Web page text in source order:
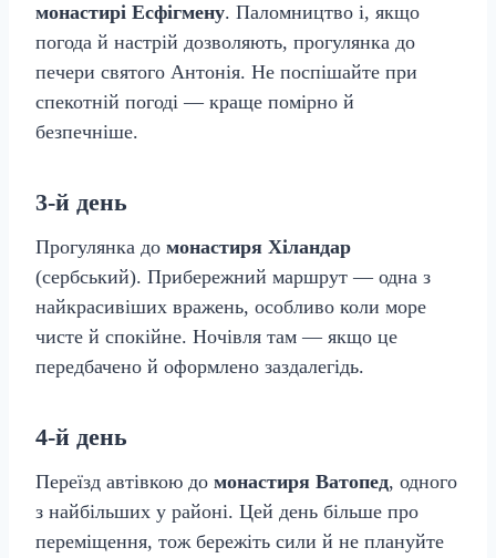
монастирі Есфігмену. Паломництво і, якщо
погода й настрій дозволяють, прогулянка до
печери святого Антонія. Не поспішайте при
спекотній погоді — краще помірно й
безпечніше.
3-й день
Прогулянка до монастиря Хіландар
(сербський). Прибережний маршрут — одна з
найкрасивіших вражень, особливо коли море
чисте й спокійне. Ночівля там — якщо це
передбачено й оформлено заздалегідь.
4-й день
Переїзд автівкою до монастиря Ватопед, одного
з найбільших у районі. Цей день більше про
переміщення, тож бережіть сили й не плануйте